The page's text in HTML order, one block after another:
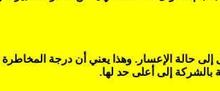
حالة الإعسار. وهذا يعني أن درجة
إلى أعلى حد لها.